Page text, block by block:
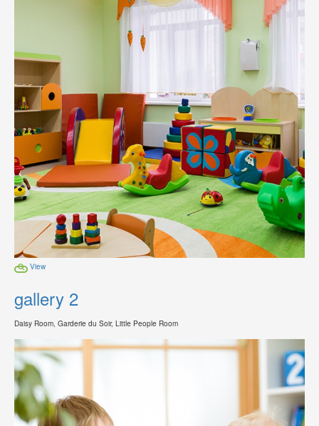
View
gallery 2
Daisy Room, Garderie du Soir, Little People Room